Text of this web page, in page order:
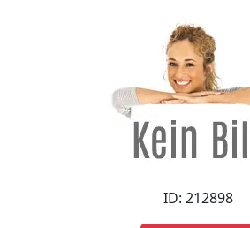
ID: 212898